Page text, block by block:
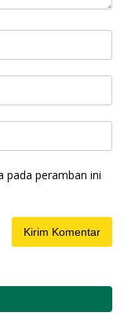
pada peramban ini